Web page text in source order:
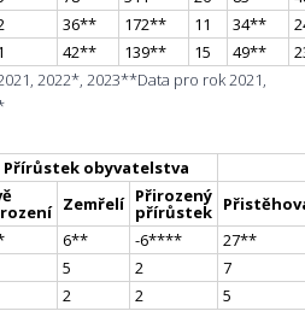
36** 172** 11 34**
42** 139** 15 49**
2022*, 2023**Data pro rok 2021,
Přírůstek obyvatelstva
Zemřelí Přirozený
přírůstek
6** -6**** 27**
5 2
7
2 2
5